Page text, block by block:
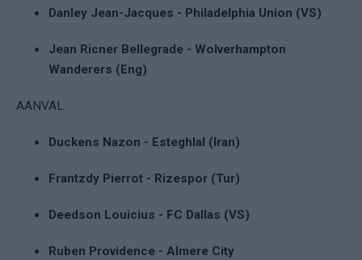
Danley Jean-Jacques - Philadelphia Union (VS)
Jean Ricner Bellegrade - Wolverhampton
Wanderers (Eng)
AANVAL
Duckens Nazon - Esteghlal (Iran)
Frantzdy Pierrot - Rizespor (Tur)
Deedson Louicius - FC Dallas (VS)
Ruben Providence - Almere City